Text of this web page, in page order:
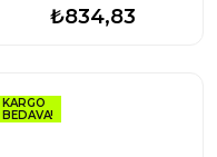
₺834,83
KARGO
BEDAVA!